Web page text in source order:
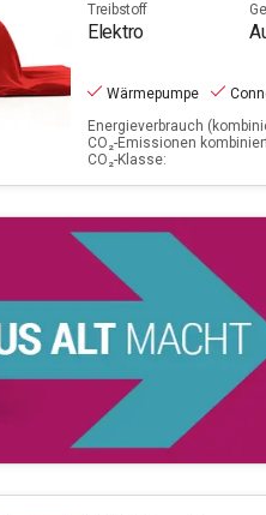
Treibstoff
Elektro
Wärmepumpe
Energieverbrauch
CO₂-Emissionen
CO₂-Klasse: